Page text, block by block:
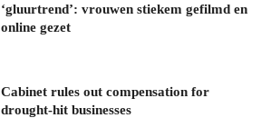
‘gluurtrend’: vrouwen stiekem gefilmd en
online gezet
Cabinet rules out compensation for
drought-hit businesses